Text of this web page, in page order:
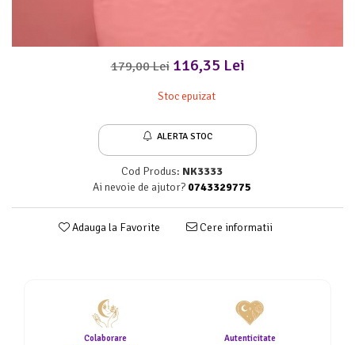
179,00 Lei 116,35 Lei
Stoc epuizat
ALERTA STOC
Cod Produs: NK3333
Ai nevoie de ajutor? 0743329775
Adauga la Favorite Cere informatii
Colaborare Autenticitate